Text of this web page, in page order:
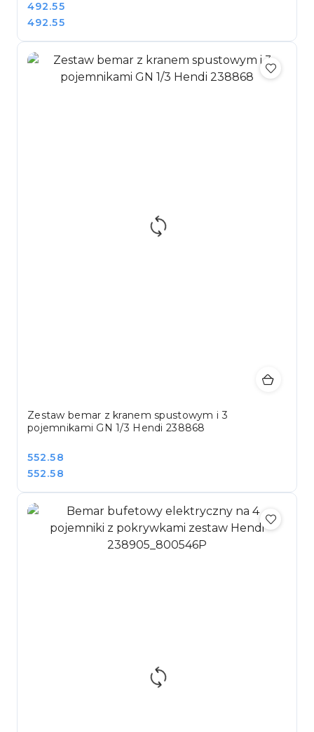
Cena:
492.55
Cena:
492.55
Zestaw bemar z kranem spustowym i 3
pojemnikami GN 1/3 Hendi 238868
Cena:
552.58
Cena:
552.58